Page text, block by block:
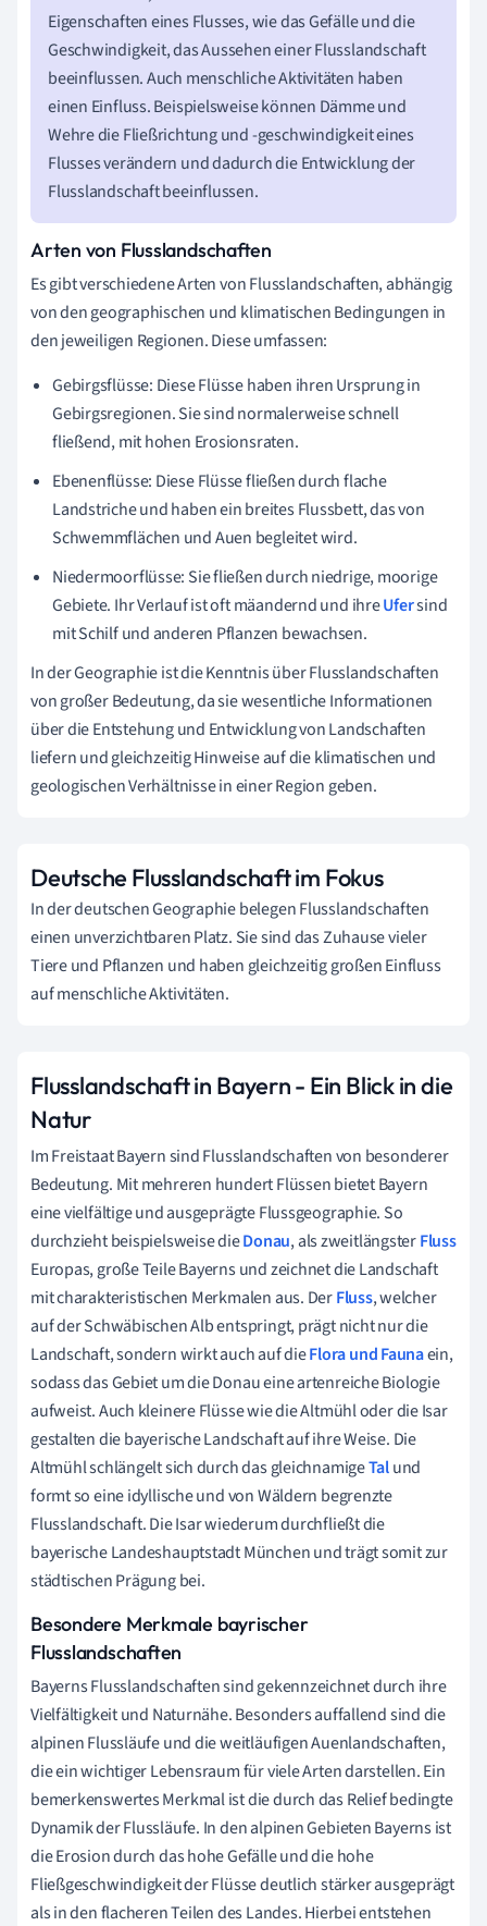
Eigenschaften eines Flusses, wie das Gefälle und die
Geschwindigkeit, das Aussehen einer Flusslandschaft
beeinflussen. Auch menschliche Aktivitäten haben
einen Einfluss. Beispielsweise können Dämme und
Wehre die Fließrichtung und -geschwindigkeit eines
Flusses verändern und dadurch die Entwicklung der
Flusslandschaft beeinflussen.
Arten von Flusslandschaften
Es gibt verschiedene Arten von Flusslandschaften, abhängig
von den geographischen und klimatischen Bedingungen in
den jeweiligen Regionen. Diese umfassen:
Gebirgsflüsse: Diese Flüsse haben ihren Ursprung in
Gebirgsregionen. Sie sind normalerweise schnell
fließend, mit hohen Erosionsraten.
Ebenenflüsse: Diese Flüsse fließen durch flache
Landstriche und haben ein breites Flussbett, das von
Schwemmflächen und Auen begleitet wird.
Niedermoorflüsse: Sie fließen durch niedrige, moorige
Gebiete. Ihr Verlauf ist oft mäandernd und ihreUfersind
mit Schilf und anderen Pflanzen bewachsen.
In der Geographie ist die Kenntnis über Flusslandschaften
von großer Bedeutung, da sie wesentliche Informationen
über die Entstehung und Entwicklung von Landschaften
liefern und gleichzeitig Hinweise auf die klimatischen und
geologischen Verhältnisse in einer Region geben.
Deutsche Flusslandschaft im Fokus
In der deutschen Geographie belegen Flusslandschaften
einen unverzichtbaren Platz. Sie sind das Zuhause vieler
Tiere und Pflanzen und haben gleichzeitig großen Einfluss
auf menschliche Aktivitäten.
Flusslandschaft in Bayern - Ein Blick in die
Natur
Im Freistaat Bayern sind Flusslandschaften von besonderer
Bedeutung. Mit mehreren hundert Flüssen bietet Bayern
eine vielfältige und ausgeprägte Flussgeographie. So
durchzieht beispielsweise dieDonau, als zweitlängsterFluss
Europas, große Teile Bayerns und zeichnet die Landschaft
mit charakteristischen Merkmalen aus. DerFluss, welcher
auf der Schwäbischen Alb entspringt, prägt nicht nur die
Landschaft, sondern wirkt auch auf dieFlora und Faunaein,
sodass das Gebiet um die Donau eine artenreiche Biologie
aufweist. Auch kleinere Flüsse wie die Altmühl oder die Isar
gestalten die bayerische Landschaft auf ihre Weise. Die
Altmühl schlängelt sich durch das gleichnamigeTalund
formt so eine idyllische und von Wäldern begrenzte
Flusslandschaft. Die Isar wiederum durchfließt die
bayerische Landeshauptstadt München und trägt somit zur
städtischen Prägung bei.
Besondere Merkmale bayrischer
Flusslandschaften
Bayerns Flusslandschaften sind gekennzeichnet durch ihre
Vielfältigkeit und Naturnähe. Besonders auffallend sind die
alpinen Flussläufe und die weitläufigen Auenlandschaften,
die ein wichtiger Lebensraum für viele Arten darstellen. Ein
bemerkenswertes Merkmal ist die durch das Relief bedingte
Dynamik der Flussläufe. In den alpinen Gebieten Bayerns ist
die Erosion durch das hohe Gefälle und die hohe
Fließgeschwindigkeit der Flüsse deutlich stärker ausgeprägt
als in den flacheren Teilen des Landes. Hierbei entstehen